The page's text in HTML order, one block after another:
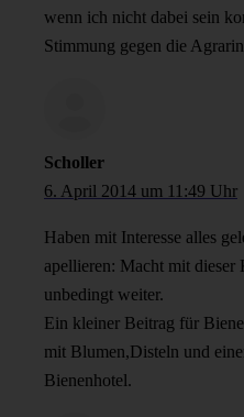
wenn ich nicht dabei sein
Stimmung gegen die
Scholler
6. April 2014 um 11:49 Uhr
Haben mit Interesse alles
apellieren: Macht mit dieser
unbedingt weiter.
Ein kleiner Beitrag für
mit Blumen,Disteln und
Bienenhotel.